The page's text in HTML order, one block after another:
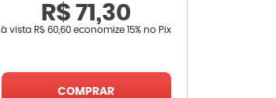
R$ 71,30
à vista R$ 60,60 economize15% no Pix
COMPRAR